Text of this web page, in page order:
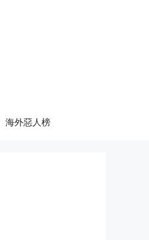
海外惡人榜